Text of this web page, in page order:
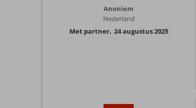
Anoniem
Nederland
Met partner, 24 augustus 2025